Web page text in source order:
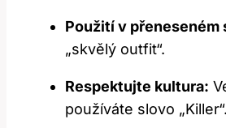
Použití v přeneseném
„skvělý outfit“.
Respektujte kultura:
používáte slovo „Killer“.